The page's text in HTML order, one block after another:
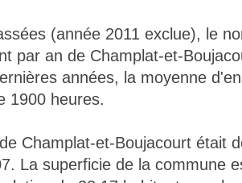
(année 2011 exclue), le
par an de Champlat-et-
années, la moyenne
1900 heures.
Champlat-et-Boujacourt était
La superficie de la commune